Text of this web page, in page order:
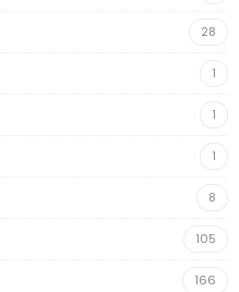
28
1
1
1
8
105
166